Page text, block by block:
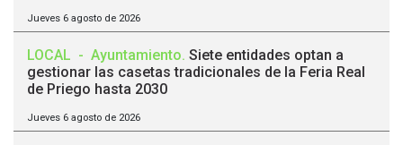
Jueves 6 agosto de 2026
LOCAL - Ayuntamiento. Siete entidades optan a
gestionar las casetas tradicionales de la Feria Real
de Priego hasta 2030
Jueves 6 agosto de 2026